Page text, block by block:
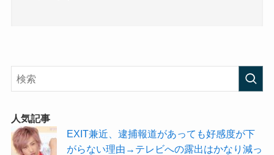
人気記事
EXIT兼近、逮捕報道があっても好感度が下
がらない理由→テレビへの露出はかなり減っ